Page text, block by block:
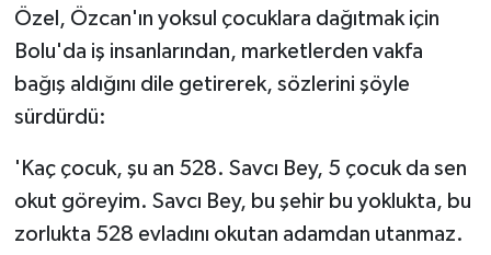
Özel, Özcan'ın yoksul çocuklara dağıtmak için
Bolu'da iş insanlarından, marketlerden vakfa
bağış aldığını dile getirerek, sözlerini şöyle
sürdürdü:
'Kaç çocuk, şu an 528. Savcı Bey, 5 çocuk da sen
okut göreyim. Savcı Bey, bu şehir bu yoklukta, bu
zorlukta 528 evladını okutan adamdan utanmaz.